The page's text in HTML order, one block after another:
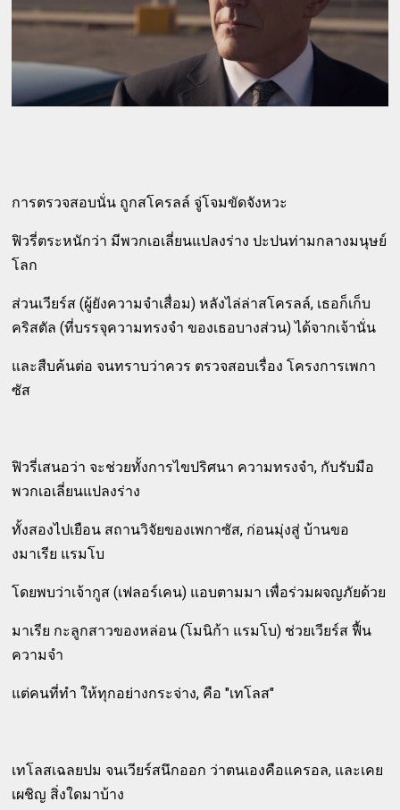
การตรวจสอบนั่น ถูกสโครลล์ จู่โจมขัดจังหวะ
ฟิวรี่ตระหนักว่า มีพวกเอเลี่ยนแปลงร่าง ปะปนท่ามกลางมนุษย์
โลก
ส่วนเวียร์ส (ผู้ยังความจำเสื่อม) หลังไล่ล่าสโครลล์, เธอก็เก็บ
คริสตัล (ที่บรรจุความทรงจำ ของเธอบางส่วน) ได้จากเจ้านั่น
และสืบค้นต่อ จนทราบว่าควร ตรวจสอบเรื่อง โครงการเพกา
ซัส
ฟิวรี่เสนอว่า จะช่วยทั้งการไขปริศนา ความทรงจำ, กับรับมือ
พวกเอเลี่ยนแปลงร่าง
ทั้งสองไปเยือน สถานวิจัยของเพกาซัส, ก่อนมุ่งสู่ บ้านขอ
งมาเรีย แรมโบ
โดยพบว่าเจ้ากูส (เฟลอร์เคน) แอบตามมา เพื่อร่วมผจญภัยด้วย
มาเรีย กะลูกสาวของหล่อน (โมนิก้า แรมโบ) ช่วยเวียร์ส ฟื้น
ความจำ
แต่คนที่ทำ ให้ทุกอย่างกระจ่าง, คือ "เทโลส"
เทโลสเฉลยปม จนเวียร์สนึกออก ว่าตนเองคือแครอล, และเคย
เผชิญ สิ่งใดมาบ้าง